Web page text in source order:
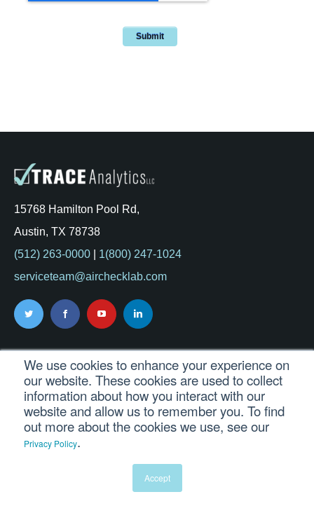
We use cookies to enhance your experience on
our website. These cookies are used to collect
information about how you interact with our
website and allow us to remember you. To find
out more about the cookies we use, see our
Privacy Policy.
Accept
15768 Hamilton Pool Rd,
Austin, TX 78738
(512) 263-0000| 1(800) 247-1024
serviceteam@airchecklab.com
Serviços de teste
Breathing Air
Manufacturing / ISO 8573